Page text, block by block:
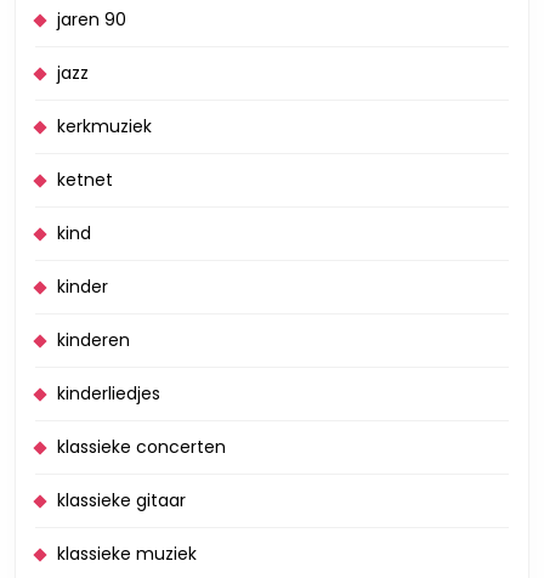
jaren 90
jazz
kerkmuziek
ketnet
kind
kinder
kinderen
kinderliedjes
klassieke concerten
klassieke gitaar
klassieke muziek